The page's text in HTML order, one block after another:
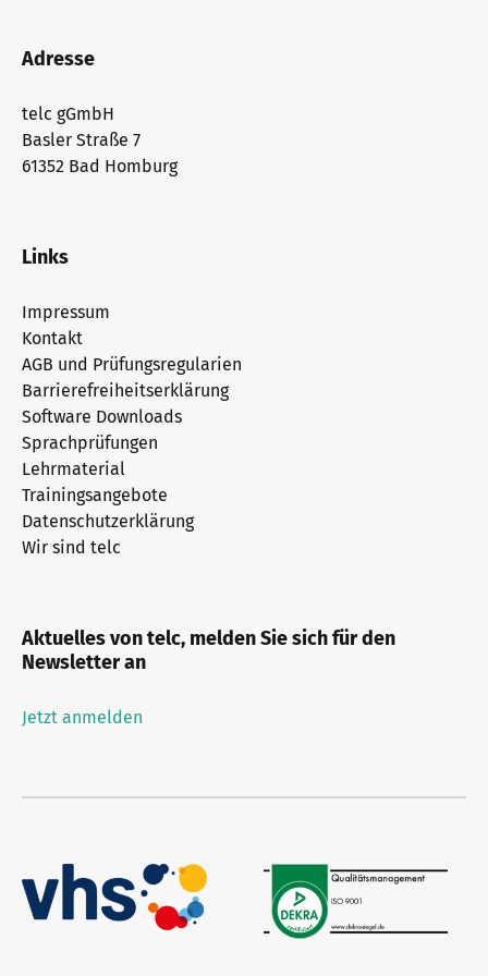
Adresse
telc gGmbH
Basler Straße 7
61352 Bad Homburg
Links
Impressum
Kontakt
AGB und Prüfungsregularien
Barrierefreiheitserklärung
Software Downloads
Sprachprüfungen
Lehrmaterial
Trainingsangebote
Datenschutzerklärung
Wir sind telc
Aktuelles von telc, melden Sie sich für den
Newsletter an
Jetzt anmelden